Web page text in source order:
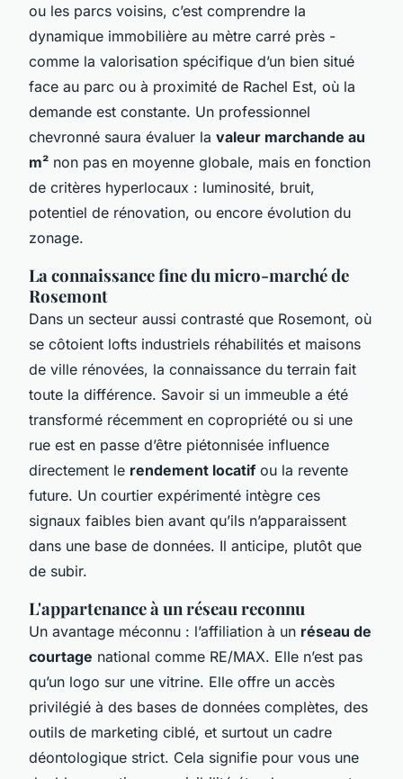
ou les parcs voisins, c’est comprendre la
dynamique immobilière au mètre carré près -
comme la valorisation spécifique d’un bien situé
face au parc ou à proximité de Rachel Est, où la
demande est constante. Un professionnel
chevronné saura évaluer la valeur marchande au
m² non pas en moyenne globale, mais en fonction
de critères hyperlocaux : luminosité, bruit,
potentiel de rénovation, ou encore évolution du
zonage.
La connaissance fine du micro-marché de
Rosemont
Dans un secteur aussi contrasté que Rosemont, où
se côtoient lofts industriels réhabilités et maisons
de ville rénovées, la connaissance du terrain fait
toute la différence. Savoir si un immeuble a été
transformé récemment en copropriété ou si une
rue est en passe d’être piétonnisée influence
directement le rendement locatifou la revente
future. Un courtier expérimenté intègre ces
signaux faibles bien avant qu’ils n’apparaissent
dans une base de données. Il anticipe, plutôt que
de subir.
L'appartenance à un réseau reconnu
Un avantage méconnu : l’affiliation à un réseau de
courtage national comme RE/MAX. Elle n’est pas
qu’un logo sur une vitrine. Elle offre un accès
privilégié à des bases de données complètes, des
outils de marketing ciblé, et surtout un cadre
déontologique strict. Cela signifie pour vous une